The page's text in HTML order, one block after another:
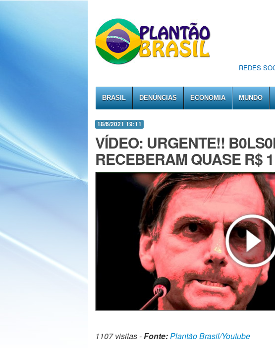
REDES
BRASIL DENÚNCIAS ECONOMIA MUNDO
18/6/2021 19:11
VÍDEO: URGENTE!!
RECEBERAM QUASE R$
1107 visitas -Fonte:Plantão Brasil/Youtube